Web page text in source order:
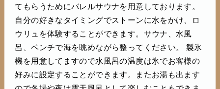
てもらうためにバレルサウナを用意しております。
自分の好きなタイミングでストーンに水をかけ、ロ
ウリュを体験することができます。サウナ、水風
呂、ベンチで海を眺めながら整ってください。 製氷
機を用意してますので水風呂の温度は氷でお客様の
好みに設定することができます。またお湯も出ます